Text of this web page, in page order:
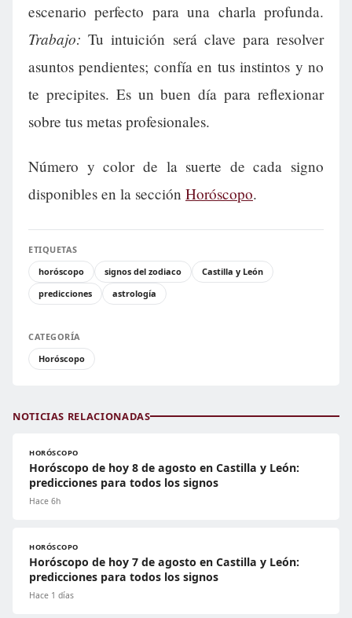
escenario perfecto para una charla profunda.
Trabajo: Tu intuición será clave para resolver
asuntos pendientes; confía en tus instintos y no
te precipites. Es un buen día para reflexionar
sobre tus metas profesionales.
Número y color de la suerte de cada signo
disponibles en la sección Horóscopo.
ETIQUETAS
horóscopo
signos del zodiaco
Castilla y León
predicciones
astrología
CATEGORÍA
Horóscopo
NOTICIAS RELACIONADAS
HORÓSCOPO
Horóscopo de hoy 8 de agosto en Castilla y León:
predicciones para todos los signos
Hace 6h
HORÓSCOPO
Horóscopo de hoy 7 de agosto en Castilla y León:
predicciones para todos los signos
Hace 1 días